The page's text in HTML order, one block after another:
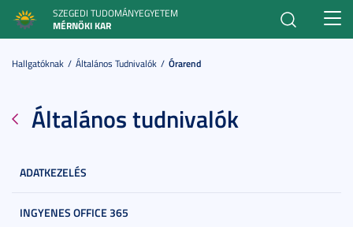
SZEGEDI TUDOMÁNYEGYETEM
MÉRNÖKI KAR
Hallgatóknak Általános Tudnivalók Órarend
Általános tudnivalók
ADATKEZELÉS
INGYENES OFFICE 365